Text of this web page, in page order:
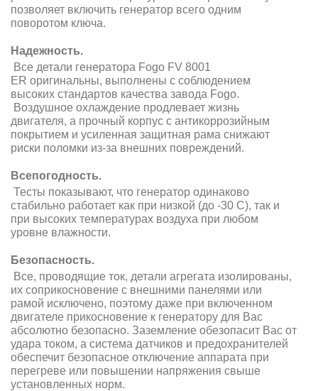
позволяет включить генератор всего одним
поворотом ключа.
Надежность.
Все детали генератора Fogo FV 8001
ER оригинальны, выполнены с соблюдением
высоких стандартов качества завода Fogo.
Воздушное охлаждение продлевает жизнь
двигателя, а прочный корпус с антикоррозийным
покрытием и усиленная защитная рама снижают
риски поломки из-за внешних повреждений.
Всепогодность.
Тесты показывают, что генератор одинаково
стабильно работает как при низкой (до -30 С), так и
при высоких температурах воздуха при любом
уровне влажности.
Безопасность.
Все, проводящие ток, детали агрегата изолированы,
их соприкосновение с внешними панелями или
рамой исключено, поэтому даже при включенном
двигателе прикосновение к генератору для Вас
абсолютно безопасно. Заземление обезопасит Вас от
удара током, а система датчиков и предохранителей
обеспечит безопасное отключение аппарата при
перегреве или повышении напряжения свыше
установленных норм.